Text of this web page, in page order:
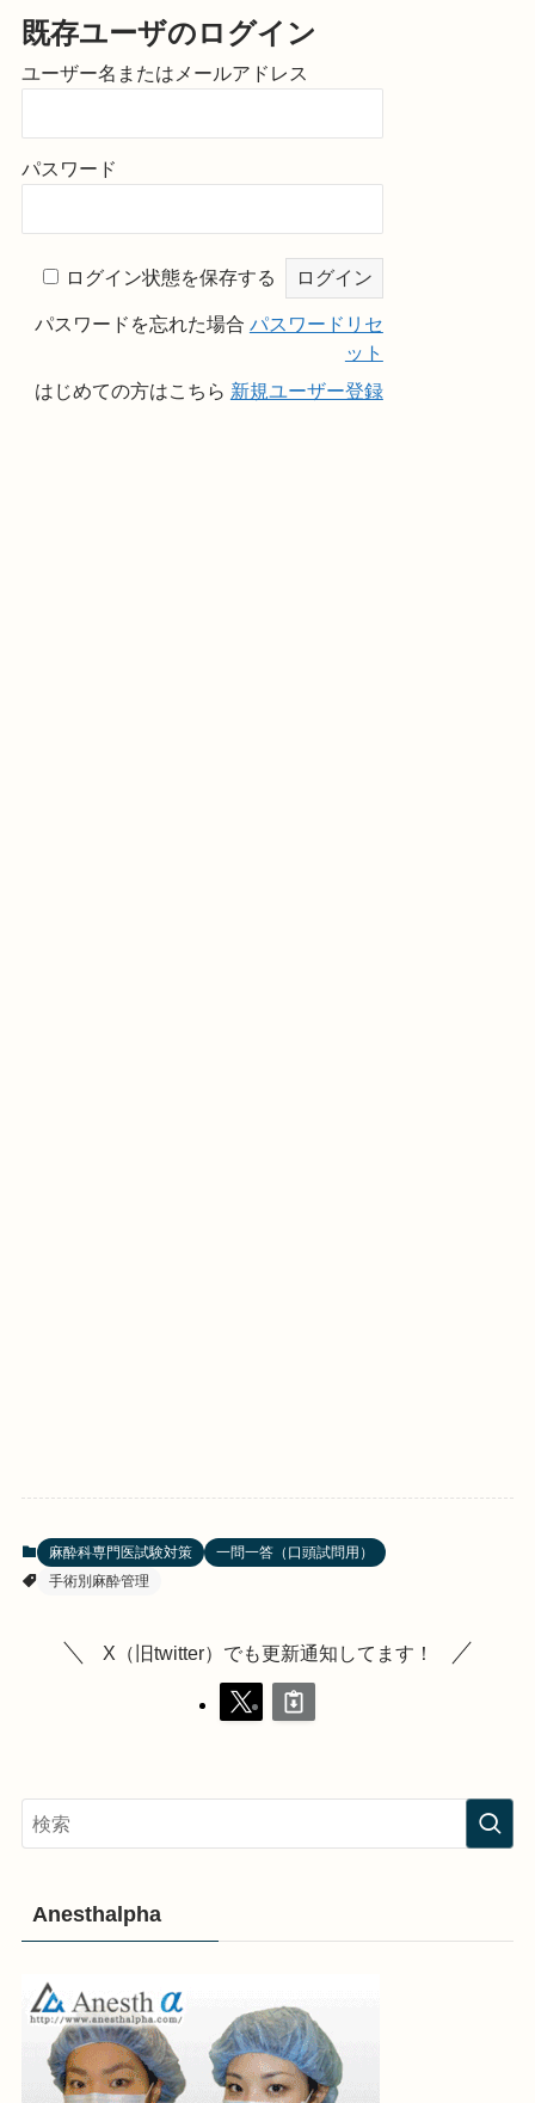
既存ユーザのログイン
ユーザー名またはメールアドレス
パスワード
ログイン状態を保存する
パスワードを忘れた場合 パスワードリセ
ット
はじめての方はこちら 新規ユーザー登録
麻酔科専門医試験対策
一問一答（口頭試問用）
手術別麻酔管理
X（旧twitter）でも更新通知してます！
Anesthalpha